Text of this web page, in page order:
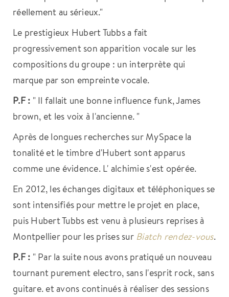
réellement au sérieux."
Le prestigieux Hubert Tubbs a fait
progressivement son apparition vocale sur les
compositions du groupe : un interprète qui
marque par son empreinte vocale.
P.F : " Il fallait une bonne influence funk, James
brown, et les voix à l'ancienne. "
Après de longues recherches sur MySpace la
tonalité et le timbre d'Hubert sont apparus
comme une évidence. L' alchimie s'est opérée.
En 2012, les échanges digitaux et téléphoniques se
sont intensifiés pour mettre le projet en place,
puis Hubert Tubbs est venu à plusieurs reprises à
Montpellier pour les prises sur Biatch rendez-vous.
P.F : " Par la suite nous avons pratiqué un nouveau
tournant purement electro, sans l'esprit rock, sans
guitare. et avons continués à réaliser des sessions